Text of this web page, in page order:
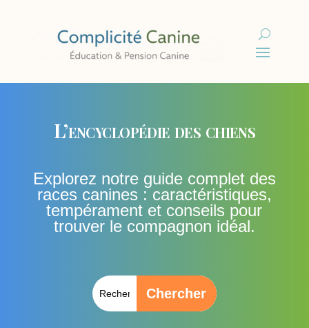
L’encyclopédie des chiens
Explorez notre guide complet des
races canines : caractéristiques,
tempérament et conseils pour
trouver le compagnon idéal.